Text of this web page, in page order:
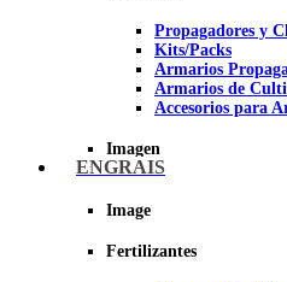
Propagadores y
Kits/Packs
Armarios
Armarios de
Accesorios para
Imagen
ENGRAIS
Image
Fertilizantes